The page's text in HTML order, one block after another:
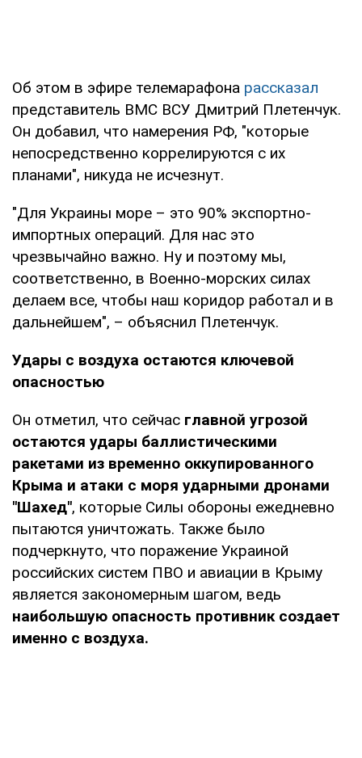
Об этом в эфире телемарафона рассказал
представитель ВМС ВСУ Дмитрий Плетенчук.
Он добавил, что намерения РФ, "которые
непосредственно коррелируются с их
планами", никуда не исчезнут.
"Для Украины море – это 90% экспортно-
импортных операций. Для нас это
чрезвычайно важно. Ну и поэтому мы,
соответственно, в Военно-морских силах
делаем все, чтобы наш коридор работал и в
дальнейшем", – объяснил Плетенчук.
Удары с воздуха остаются ключевой
опасностью
Он отметил, что сейчас главной угрозой
остаются удары баллистическими
ракетами из временно оккупированного
Крыма и атаки с моря ударными дронами
"Шахед", которые Силы обороны ежедневно
пытаются уничтожать. Также было
подчеркнуто, что поражение Украиной
российских систем ПВО и авиации в Крыму
является закономерным шагом, ведь
наибольшую опасность противник создает
именно с воздуха.